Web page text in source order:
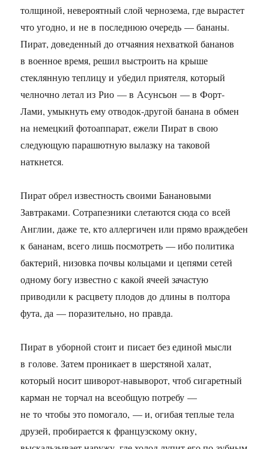
толщиной, невероятный слой чернозема, где вырастет
что угодно, и не в последнюю очередь — бананы.
Пират, доведенный до отчаяния нехваткой бананов
в военное время, решил выстроить на крыше
стеклянную теплицу и убедил приятеля, который
челночно летал из Рио — в Асунсьон — в Форт-
Лами, умыкнуть ему отводок-другой банана в обмен
на немецкий фотоаппарат, ежели Пират в свою
следующую парашютную вылазку на таковой
наткнется.
Пират обрел известность своими Банановыми
Завтраками. Сотрапезники слетаются сюда со всей
Англии, даже те, кто аллергичен или прямо враждебен
к бананам, всего лишь посмотреть — ибо политика
бактерий, низовка почвы кольцами и цепями сетей
одному богу известно с какой ячеей зачастую
приводили к расцвету плодов до длины в полтора
фута, да — поразительно, но правда.
Пират в уборной стоит и писает без единой мысли
в голове. Затем проникает в шерстяной халат,
который носит шиворот-навыворот, чтоб сигаретный
карман не торчал на всеобщую потребу —
не то чтобы это помогало, — и, огибая теплые тела
друзей, пробирается к французскому окну,